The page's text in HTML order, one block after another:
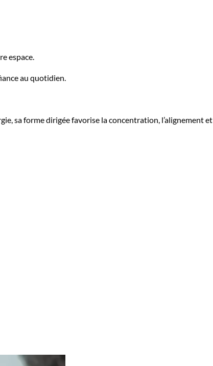
espace.
au quotidien.
sa forme dirigée favorise la concentration, l’alignement et